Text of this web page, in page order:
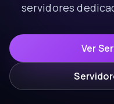
servidores
Ver